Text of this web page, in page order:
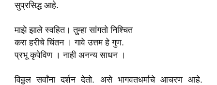
सुप्रसिद्ध आहे.
माझे झाले स्वहित। तुम्हा सांगतो निश्चित
करा हरीचे चिंतन । गावे उत्तम हे गुण.
प्रभू कृपेविण । नाही अनन्य साधन ।
विठ्ठल सर्वांना दर्शन देतो. असे भागवतधर्माचे आचरण आहे.